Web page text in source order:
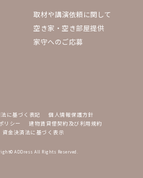
取材や講演依頼に関して
空き家・空き部屋提供
家守へのご応募
に基づく表記
個人情報保護方針
リシー
建物賃貸借契約及び利用規約
資金決済法に基づく表示
ADDress All Rights Reserved.